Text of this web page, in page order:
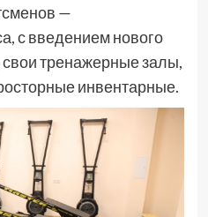
—
с введением нового
свои тренажерные залы,
инвентарные.